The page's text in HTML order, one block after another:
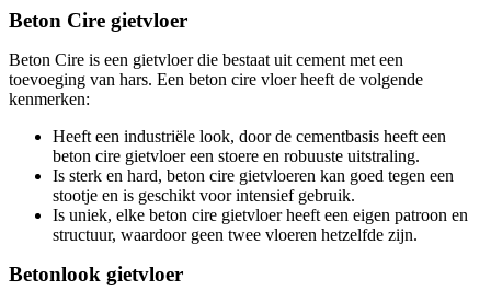
Beton Cire gietvloer
Beton Cire is een gietvloer die bestaat uit cement met een
toevoeging van hars. Een beton cire vloer heeft de volgende
kenmerken:
Heeft een industriële look, door de cementbasis heeft een
beton cire gietvloer een stoere en robuuste uitstraling.
Is sterk en hard, beton cire gietvloeren kan goed tegen een
stootje en is geschikt voor intensief gebruik.
Is uniek, elke beton cire gietvloer heeft een eigen patroon en
structuur, waardoor geen twee vloeren hetzelfde zijn.
Betonlook gietvloer